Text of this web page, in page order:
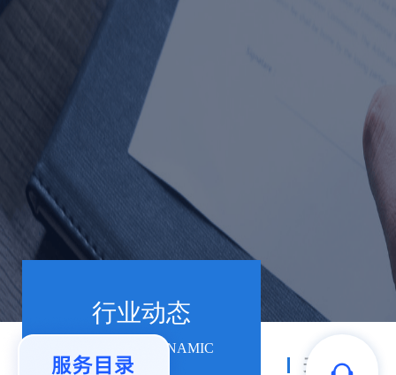
行业动态
INDUSTRY DYNAMIC
开发资讯